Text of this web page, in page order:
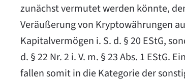
zunächst vermutet werden könnte,
Veräußerung von Kryptowährungen
Kapitalvermögen i. S. d. § 20 EStG,
d. § 22 Nr. 2 i. V. m. § 23 Abs. 1 EStG.
fallen somit in die Kategorie der